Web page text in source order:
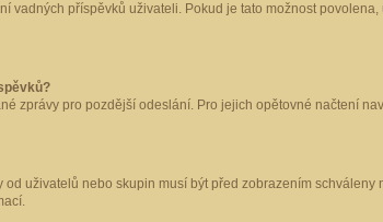
vadných příspěvků uživateli. Pokud je tato možnost
zprávy pro pozdější odeslání. Pro jejich opětovné načtení
uživatelů nebo skupin musí být před zobrazením